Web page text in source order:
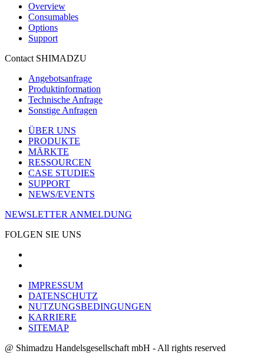
Overview
Consumables
Options
Support
Contact SHIMADZU
Angebotsanfrage
Produktinformation
Technische Anfrage
Sonstige Anfragen
ÜBER UNS
PRODUKTE
MÄRKTE
RESSOURCEN
CASE STUDIES
SUPPORT
NEWS/EVENTS
NEWSLETTER ANMELDUNG
FOLGEN SIE UNS
IMPRESSUM
DATENSCHUTZ
NUTZUNGSBEDINGUNGEN
KARRIERE
SITEMAP
@ Shimadzu Handelsgesellschaft mbH - All rights reserved